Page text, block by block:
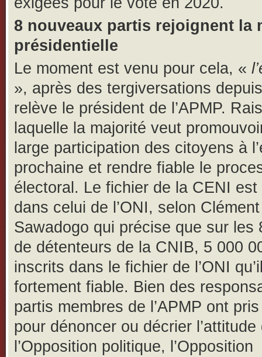
8 nouveaux partis rejoignent la
présidentielle
Le moment est venu pour cela, «
», après des tergiversations
relève le président de l’APMP.
laquelle la majorité veut
large participation des citoyens à
prochaine et rendre fiable le
électoral. Le fichier de la CENI est
dans celui de l’ONI, selon
Sawadogo qui précise que sur les
de détenteurs de la CNIB, 5 000
inscrits dans le fichier de l’ONI
fortement fiable. Bien des
partis membres de l’APMP ont
pour dénoncer ou décrier l’attitude
l’Opposition politique, l’Opposition